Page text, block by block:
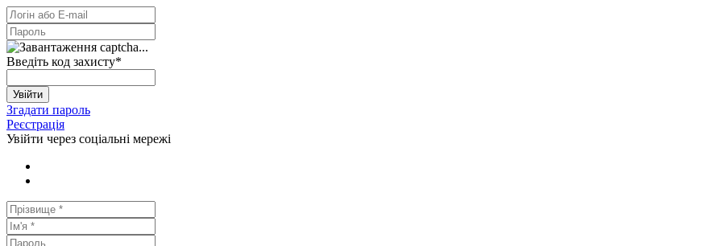
Введіть код захисту*
Увійти
Згадати пароль
Реєстрація
Увійти через соціальні мережі